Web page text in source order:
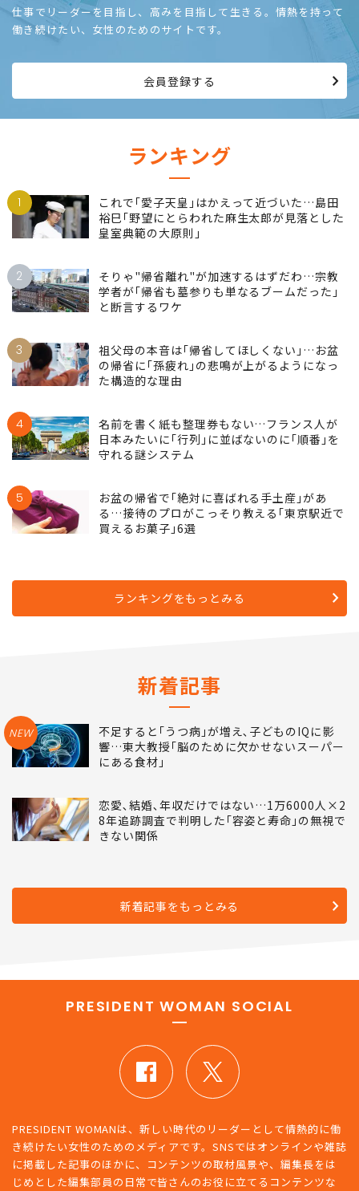
仕事でリーダーを目指し、高みを目指して生きる。情熱を持って
働き続けたい、女性のためのサイトです。
会員登録する
ランキング
1
これで｢愛子天皇｣はかえって近づいた…島田
裕巳｢野望にとらわれた麻生太郎が見落とした
皇室典範の大原則｣
2
そりゃ"帰省離れ"が加速するはずだわ…宗教
学者が｢帰省も墓参りも単なるブームだった｣
と断言するワケ
3
祖父母の本音は｢帰省してほしくない｣…お盆
の帰省に｢孫疲れ｣の悲鳴が上がるようになっ
た構造的な理由
4
名前を書く紙も整理券もない…フランス人が
日本みたいに｢行列｣に並ばないのに｢順番｣を
守れる謎システム
5
お盆の帰省で｢絶対に喜ばれる手土産｣があ
る…接待のプロがこっそり教える｢東京駅近で
買えるお菓子｣6選
ランキングをもっとみる
新着記事
NEW
不足すると｢うつ病｣が増え､子どものIQに影
響…東大教授｢脳のために欠かせないスーパー
にある食材｣
恋愛､結婚､年収だけではない…1万6000人×2
8年追跡調査で判明した｢容姿と寿命｣の無視で
きない関係
新着記事をもっとみる
PRESIDENT WOMAN SOCIAL
PRESIDENT WOMANは、新しい時代のリーダーとして情熱的に働
き続けたい女性のためのメディアです。SNSではオンラインや雑誌
に掲載した記事のほかに、コンテンツの取材風景や、編集長をは
じめとした編集部員の日常で皆さんのお役に立てるコンテンツな